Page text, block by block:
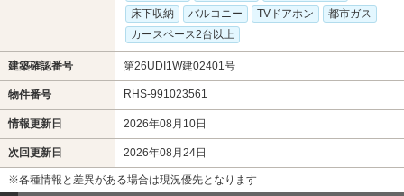
床下収納
バルコニー TVドアホン
都市ガス
カースペース2台以上
建築確認番号 第26UDI1W建02401号
物件番号 RHS-991023561
情報更新日 2026年08月10日
次回更新日 2026年08月24日
※各種情報と差異がある場合は現況優先となります